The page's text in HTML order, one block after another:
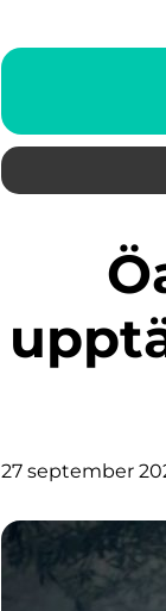
Öar utanför Jakarta: En
27 september